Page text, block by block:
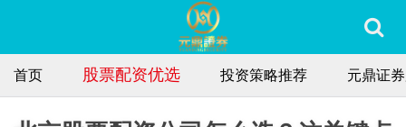
首页 股票配资优选 投资策略推荐 元鼎证